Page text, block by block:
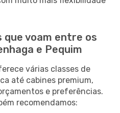
que voam entre os
e Pequim
várias classes de
até cabines premium,
e preferências.
recomendamos: